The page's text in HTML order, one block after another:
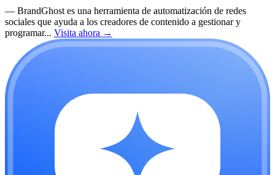
— BrandGhost es una herramienta de automatización de redes
sociales que ayuda a los creadores de contenido a gestionar y
programar... Visita ahora →